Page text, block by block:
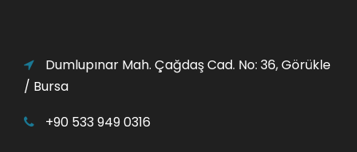
Dumlupınar Mah. Çağdaş Cad. No: 36, Görükle
/ Bursa
+90 533 949 0316